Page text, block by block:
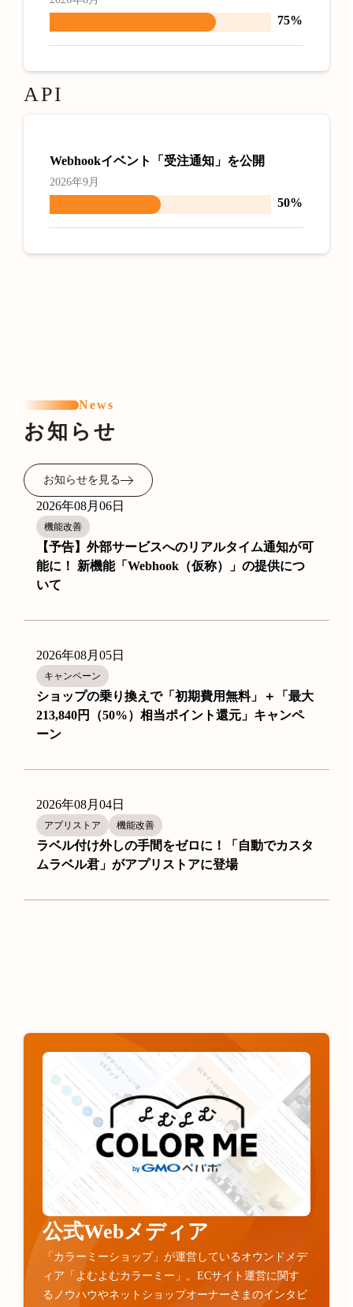
75%
API
Webhookイベント「受注通知」を公開
2026年9月
50%
News
お知らせ
お知らせを見る
2026年08月06日
機能改善
【予告】外部サービスへのリアルタイム通知が可
能に！ 新機能「Webhook（仮称）」の提供につ
いて
2026年08月05日
キャンペーン
ショップの乗り換えで「初期費用無料」＋「最大
213,840円（50%）相当ポイント還元」キャンペ
ーン
2026年08月04日
アプリストア 機能改善
ラベル付け外しの手間をゼロに！「自動でカスタ
ムラベル君」がアプリストアに登場
公式Webメディア
「カラーミーショップ」が運営しているオウンドメデ
ィア「よむよむカラーミー」。ECサイト運営に関す
るノウハウやネットショップオーナーさまのインタビ